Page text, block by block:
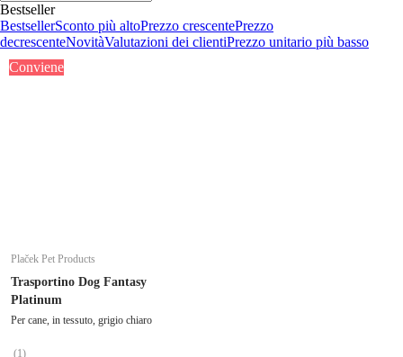
Bestseller
BestsellerSconto più altoPrezzo crescentePrezzo
decrescenteNovitàValutazioni dei clientiPrezzo unitario più basso
Conviene
Plaček Pet Products
Trasportino Dog Fantasy
Platinum
Per cane, in tessuto, grigio chiaro
(1)